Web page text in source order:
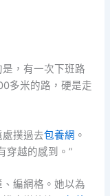
，有一次下班路
多米的路，硬是走
撲過去包養網 。
穿越的感到。”
編網格。她以為